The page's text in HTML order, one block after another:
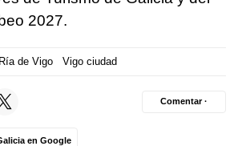
2027.
Ría de Vigo Vigo ciudad
en Google
Comentar ·